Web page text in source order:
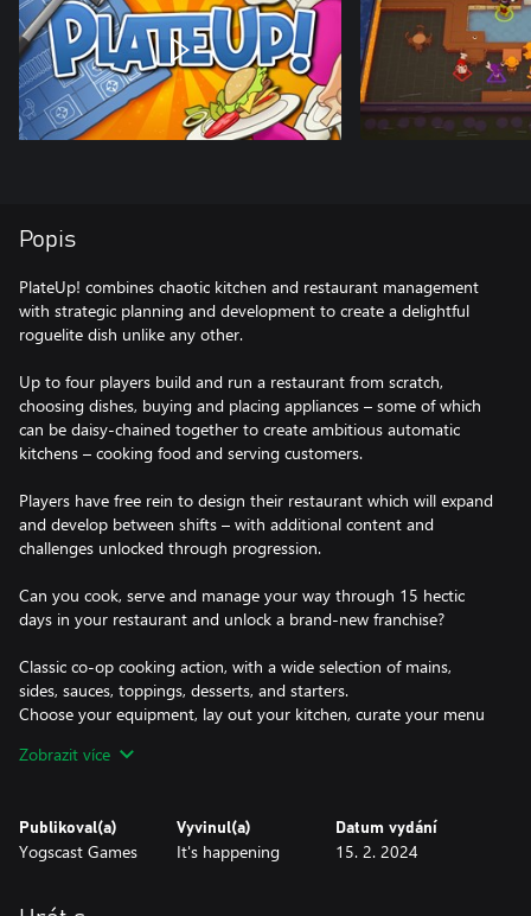
Popis
PlateUp! combines chaotic kitchen and restaurant management
with strategic planning and development to create a delightful
roguelite dish unlike any other.
Up to four players build and run a restaurant from scratch,
choosing dishes, buying and placing appliances – some of which
can be daisy-chained together to create ambitious automatic
kitchens – cooking food and serving customers.
Players have free rein to design their restaurant which will expand
and develop between shifts – with additional content and
challenges unlocked through progression.
Can you cook, serve and manage your way through 15 hectic
days in your restaurant and unlock a brand-new franchise?
Classic co-op cooking action, with a wide selection of mains,
sides, sauces, toppings, desserts, and starters.
Choose your equipment, lay out your kitchen, curate your menu
From bubbling soups to sublime salads, tender steaks to hearty
Look after front-of-house: seating customers, delivering orders,
and managing patience.
deliver them what they need, right when they need it.
Zobrazit více
Publikoval(a)
Yogscast Games
Vyvinul(a)
It's happening
Datum vydání
15. 2. 2024